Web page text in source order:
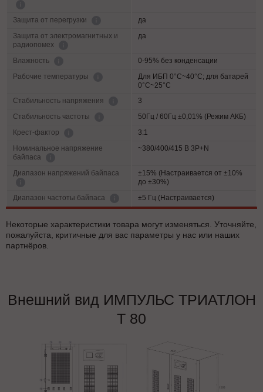
Защита от перегрузки
да
Защита от электромагнитных и
радиопомех
да
Влажность
0-95% без конденсации
Рабочие температуры
Для ИБП 0°C~40°C; для батарей
0°C~25°C
Cтабильность напряжения
3
Стабильность частоты
50Гц / 60Гц ±0,01% (Режим АКБ)
Крест-фактор
3:1
Номинальное напряжение
байпаса
~380/400/415 В 3P+N
Диапазон напряжений байпаса
±15% (Настраивается от ±10%
до ±30%)
Диапазон частоты байпаса
±5 Гц (Настраивается)
Некоторые характеристики товара могут изменяться. Уточняйте,
пожалуйста, критичные для вас параметры у нас или наших
партнёров.
Внешний вид ИМПУЛЬС ТРИАТЛОН
Т 80